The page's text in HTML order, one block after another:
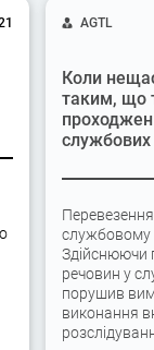
AGTL
Коли
таким, що
службових
службовому
Здійснюючи
речовин у
порушив
виконання